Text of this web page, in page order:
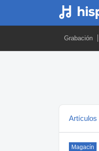
Grabación
Artículos
Magacín